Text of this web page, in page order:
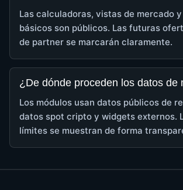
Las calculadoras, vistas de mercado
básicos son públicos. Las futuras
de partner se marcarán claramente.
¿De dónde proceden los datos de
Los módulos usan datos públicos de
datos spot cripto y widgets externos.
límites se muestran de forma